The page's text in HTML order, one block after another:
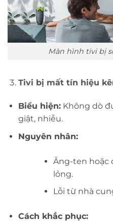
Màn hình tivi bị
Tivi bị mất tín hiệu
Biểu hiện:Không dò
giật, nhiễu.
Nguyên nhân:
Ăng-ten hoặc
lỏng.
Lỗi từ nhà
Cách khắc phục: